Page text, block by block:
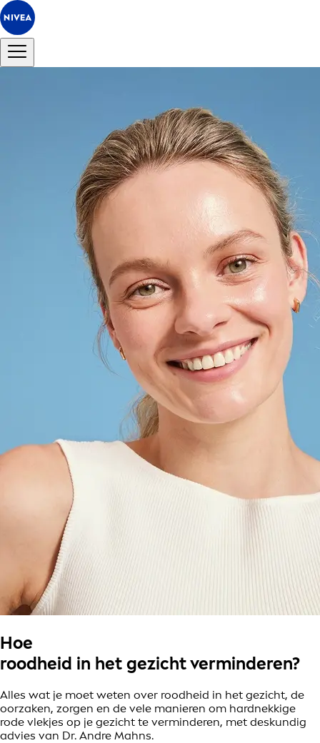
Hoe
roodheid in het gezichtverminderen?
Alles wat je moet weten over roodheid in het gezicht, de
oorzaken, zorgen en de vele manieren om hardnekkige
rode vlekjes op je gezicht te verminderen, met deskundig
advies van Dr. Andre Mahns.